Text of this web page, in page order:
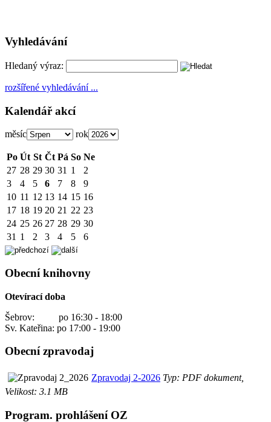
Vyhledávání
Hledaný výraz:
rozšířené vyhledávání ...
Kalendář akcí
měsíc rok
Po Út St Čt Pá So Ne
27 28 29 30 31 1
2
3
4 5 6 7 8
9
10 11 12 13 14 15 16
17 18 19 20 21 22 23
24 25 26 27 28 29 30
31 1 2 3 4 5 6
Obecní knihovny
Otevírací doba
Šebrov: po 16:30 - 18:00
Sv. Kateřina: po 17:00 - 19:00
Obecní zpravodaj
Zpravodaj 2-2026 Typ: PDF dokument,
Velikost: 3.1 MB
Program. prohlášení OZ